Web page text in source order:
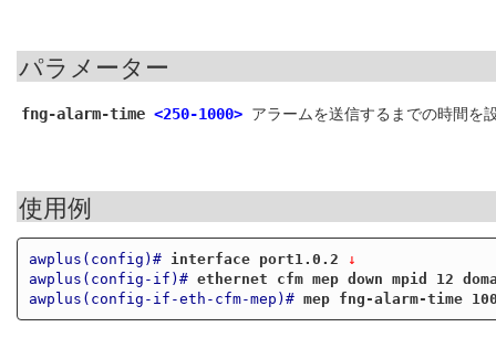
パラメーター
fng-alarm-time <250-1000> アラームを送信するまでの時間を
使用例
awplus(config)# interface port1.0.2 ↓
awplus(config-if)# ethernet cfm mep down mpid 12
awplus(config-if-eth-cfm-mep)# mep fng-alarm-time